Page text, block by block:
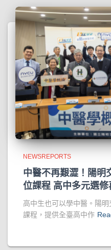
NEWSREPORTS
中醫不再艱澀！陽明
位課程 高中多元選
高中生也可以學中醫。陽
課程，提供全臺高中作